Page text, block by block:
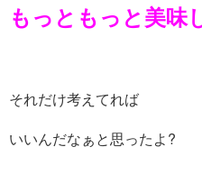
もっともっと美味
それだけ考えてれば
いいんだなぁと思ったよ?